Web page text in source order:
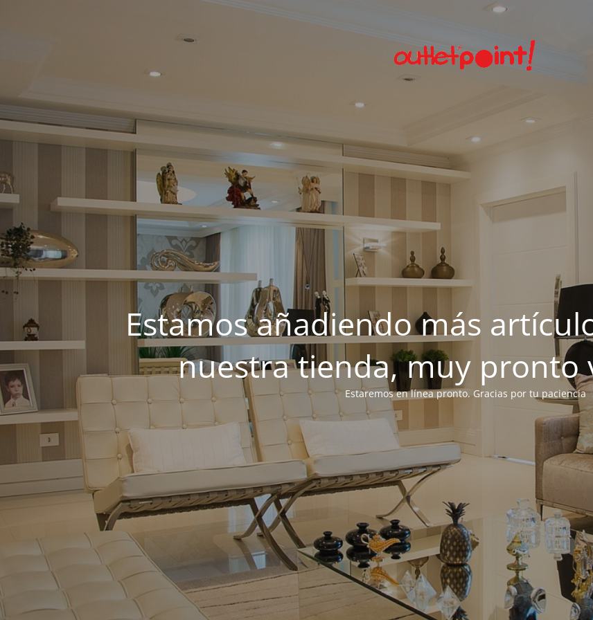
Estamos añadiendo más
nuestra tienda, muy pronto
Estaremos en línea pronto. Gracias por tu paciencia